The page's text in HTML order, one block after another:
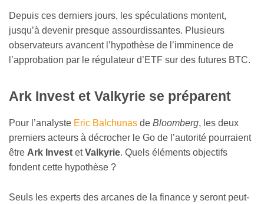
Depuis ces derniers jours, les spéculations montent,
jusqu’à devenir presque assourdissantes. Plusieurs
observateurs avancent l’hypothèse de l’imminence de
l’approbation par le régulateur d’ETF sur des futures BTC.
Ark Invest et Valkyrie se préparent
Pour l’analyste Eric Balchunas de Bloomberg, les deux
premiers acteurs à décrocher le Go de l’autorité pourraient
être Ark Invest etValkyrie. Quels éléments objectifs
fondent cette hypothèse ?
Seuls les experts des arcanes de la finance y seront peut-